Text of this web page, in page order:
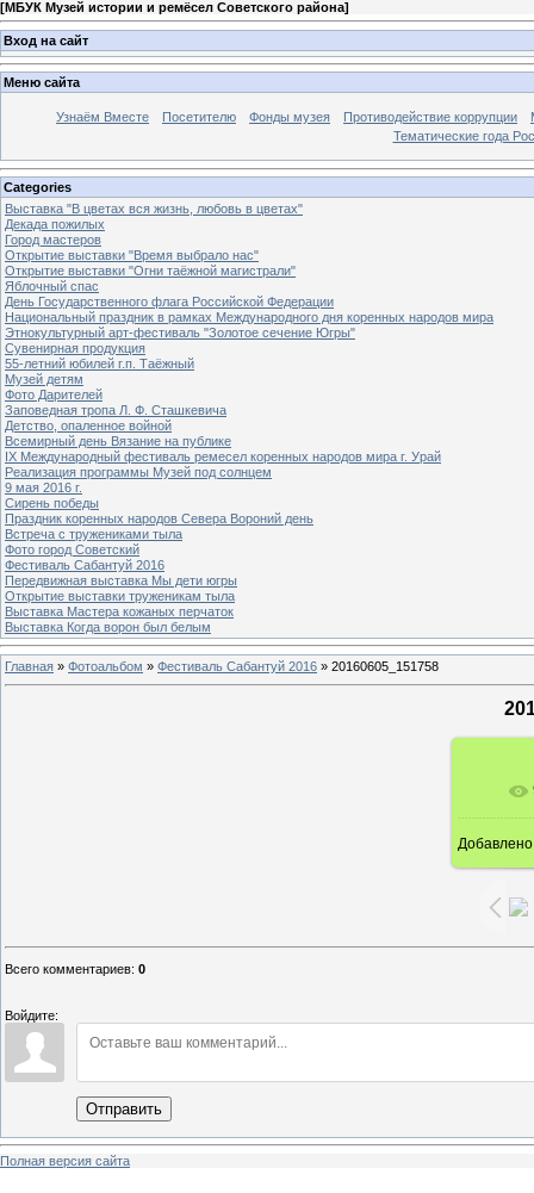
[МБУК Музей истории и ремёсел Советского района]
Вход на сайт
Меню сайта
Узнаём Вместе Посетителю Фонды музея Противодействие коррупции
Тематические года
Categories
Выставка "В цветах вся жизнь, любовь в цветах"
Декада пожилых
Город мастеров
Открытие выставки "Время выбрало нас"
Открытие выставки "Огни таёжной магистрали"
Яблочный спас
День Государственного флага Российской Федерации
Национальный праздник в рамках Международного дня коренных народов мира
Этнокультурный арт-фестиваль "Золотое сечение Югры"
Сувенирная продукция
55-летний юбилей г.п. Таёжный
Музей детям
Фото Дарителей
Заповедная тропа Л. Ф. Сташкевича
Детство, опаленное войной
Всемирный день Вязание на публике
IX Международный фестиваль ремесел коренных народов мира г. Урай
Реализация программы Музей под солнцем
9 мая 2016 г.
Сирень победы
Праздник коренных народов Севера Вороний день
Встреча с тружениками тыла
Фото город Советский
Фестиваль Сабантуй 2016
Передвижная выставка Мы дети югры
Открытие выставки труженикам тыла
Выставка Мастера кожаных перчаток
Выставка Когда ворон был белым
Главная » Фотоальбом » Фестиваль Сабантуй 2016 » 20160605_151758
В
Добавлено
Всего комментариев: 0
Войдите:
Отправить
Полная версия сайта